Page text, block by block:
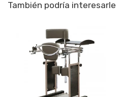
También podría interesarle